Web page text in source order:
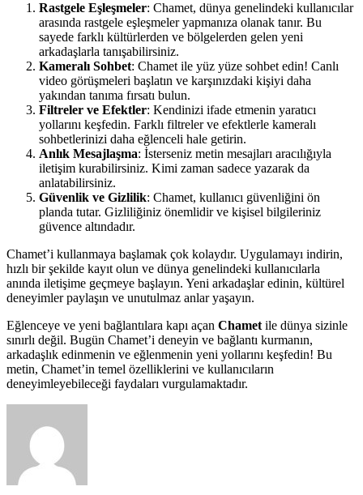
Rastgele Eşleşmeler: Chamet, dünya genelindeki kullanıcılar
arasında rastgele eşleşmeler yapmanıza olanak tanır. Bu
sayede farklı kültürlerden ve bölgelerden gelen yeni
arkadaşlarla tanışabilirsiniz.
Kameralı Sohbet: Chamet ile yüz yüze sohbet edin! Canlı
video görüşmeleri başlatın ve karşınızdaki kişiyi daha
yakından tanıma fırsatı bulun.
Filtreler ve Efektler: Kendinizi ifade etmenin yaratıcı
yollarını keşfedin. Farklı filtreler ve efektlerle kameralı
sohbetlerinizi daha eğlenceli hale getirin.
Anlık Mesajlaşma: İsterseniz metin mesajları aracılığıyla
iletişim kurabilirsiniz. Kimi zaman sadece yazarak da
anlatabilirsiniz.
Güvenlik ve Gizlilik: Chamet, kullanıcı güvenliğini ön
planda tutar. Gizliliğiniz önemlidir ve kişisel bilgileriniz
güvence altındadır.
Chamet’i kullanmaya başlamak çok kolaydır. Uygulamayı indirin,
hızlı bir şekilde kayıt olun ve dünya genelindeki kullanıcılarla
anında iletişime geçmeye başlayın. Yeni arkadaşlar edinin, kültürel
deneyimler paylaşın ve unutulmaz anlar yaşayın.
Eğlenceye ve yeni bağlantılara kapı açan Chamet ile dünya sizinle
sınırlı değil. Bugün Chamet’i deneyin ve bağlantı kurmanın,
arkadaşlık edinmenin ve eğlenmenin yeni yollarını keşfedin! Bu
metin, Chamet’in temel özelliklerini ve kullanıcıların
deneyimleyebileceği faydaları vurgulamaktadır.